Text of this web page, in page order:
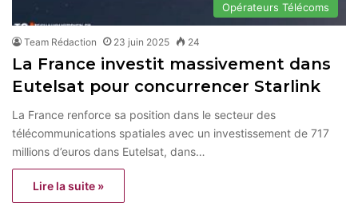
Opérateurs Télécoms
Team Rédaction 23 juin 2025 24
La France investit massivement dans
Eutelsat pour concurrencer Starlink
La France renforce sa position dans le secteur des
télécommunications spatiales avec un investissement de 717
millions d’euros dans Eutelsat, dans…
Lire la suite »